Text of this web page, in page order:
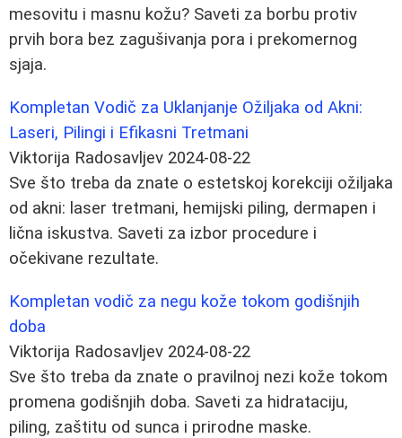
mesovitu i masnu kožu? Saveti za borbu protiv
prvih bora bez zagušivanja pora i prekomernog
sjaja.
Kompletan Vodič za Uklanjanje Ožiljaka od Akni:
Laseri, Pilingi i Efikasni Tretmani
Viktorija Radosavljev 2024-08-22
Sve što treba da znate o estetskoj korekciji ožiljaka
od akni: laser tretmani, hemijski piling, dermapen i
lična iskustva. Saveti za izbor procedure i
očekivane rezultate.
Kompletan vodič za negu kože tokom godišnjih
doba
Viktorija Radosavljev 2024-08-22
Sve što treba da znate o pravilnoj nezi kože tokom
promena godišnjih doba. Saveti za hidrataciju,
piling, zaštitu od sunca i prirodne maske.